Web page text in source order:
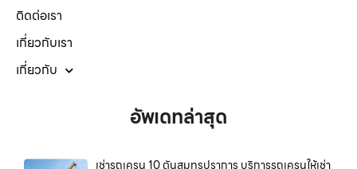
ติดต่อเรา
เกี่ยวกับเรา
เกี่ยวกับ
อัพเดทล่าสุด
เช่ารถเครน 10 ตันสมุทรปราการ บริการรถเครนให้เช่า